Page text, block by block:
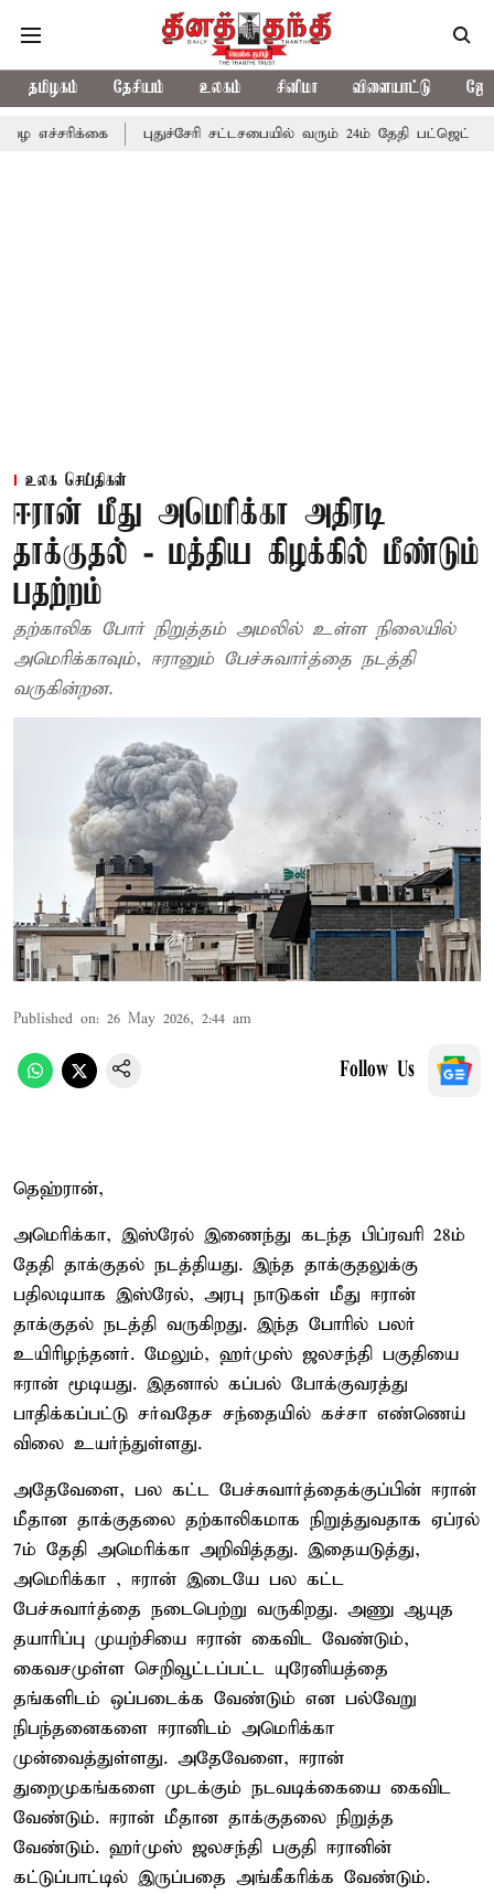
தமிழகம் தேசியம் உலகம் சினிமா விளையாட்டு
புதுச்சேரி சட்டசபையில் வரும் 24ம் தேதி பட்ஜெட் தாக்கல்
உலக செய்திகள்
ஈரான் மீது அமெரிக்கா அதிரடி
தாக்குதல் - மத்திய கிழக்கில் மீண்டும்
பதற்றம்
தற்காலிக போர் நிறுத்தம் அமலில் உள்ள நிலையில்
அமெரிக்காவும், ஈரானும் பேச்சுவார்த்தை நடத்தி
வருகின்றன.
Published on: 26 May 2026, 2:44 am
Follow Us
தெஹ்ரான்,
அமெரிக்கா, இஸ்ரேல் இணைந்து கடந்த பிப்ரவரி 28ம்
தேதி தாக்குதல் நடத்தியது. இந்த தாக்குதலுக்கு
பதிலடியாக இஸ்ரேல், அரபு நாடுகள் மீது ஈரான்
தாக்குதல் நடத்தி வருகிறது. இந்த போரில் பலர்
உயிரிழந்தனர். மேலும், ஹர்முஸ் ஜலசந்தி பகுதியை
ஈரான் மூடியது. இதனால் கப்பல் போக்குவரத்து
பாதிக்கப்பட்டு சர்வதேச சந்தையில் கச்சா எண்ணெய்
விலை உயர்ந்துள்ளது.
அதேவேளை, பல கட்ட பேச்சுவார்த்தைக்குப்பின் ஈரான்
மீதான தாக்குதலை தற்காலிகமாக நிறுத்துவதாக ஏப்ரல்
7ம் தேதி அமெரிக்கா அறிவித்தது. இதையடுத்து,
அமெரிக்கா , ஈரான் இடையே பல கட்ட
பேச்சுவார்த்தை நடைபெற்று வருகிறது. அணு ஆயுத
தயாரிப்பு முயற்சியை ஈரான் கைவிட வேண்டும்,
கைவசமுள்ள செறிவூட்டப்பட்ட யுரேனியத்தை
தங்களிடம் ஒப்படைக்க வேண்டும் என பல்வேறு
நிபந்தனைகளை ஈரானிடம் அமெரிக்கா
முன்வைத்துள்ளது. அதேவேளை, ஈரான்
துறைமுகங்களை முடக்கும் நடவடிக்கையை கைவிட
வேண்டும். ஈரான் மீதான தாக்குதலை நிறுத்த
வேண்டும். ஹர்முஸ் ஜலசந்தி பகுதி ஈரானின்
கட்டுப்பாட்டில் இருப்பதை அங்கீகரிக்க வேண்டும்.